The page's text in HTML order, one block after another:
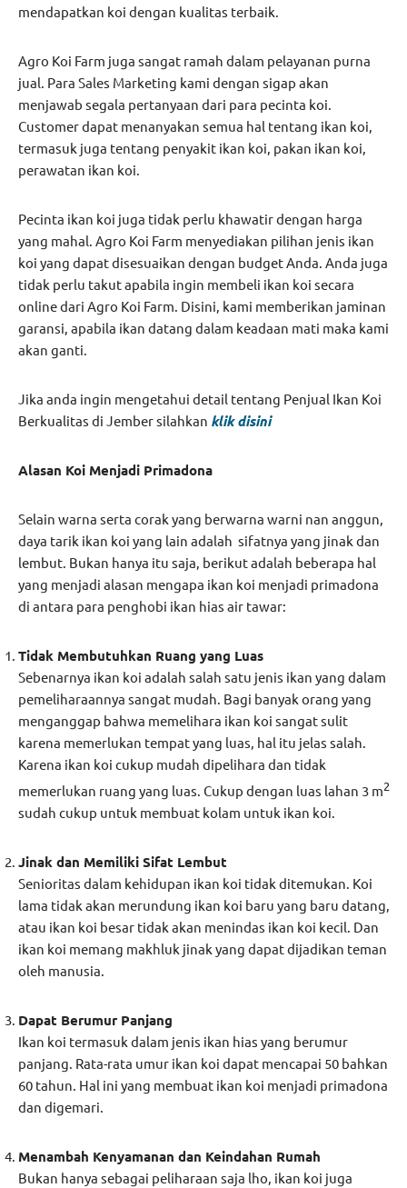
mendapatkan koi dengan kualitas terbaik.
Agro Koi Farm juga sangat ramah dalam pelayanan purna
jual. Para Sales Marketing kami dengan sigap akan
menjawab segala pertanyaan dari para pecinta koi.
Customer dapat menanyakan semua hal tentang ikan koi,
termasuk juga tentang penyakit ikan koi, pakan ikan koi,
perawatan ikan koi.
Pecinta ikan koi juga tidak perlu khawatir dengan harga
yang mahal. Agro Koi Farm menyediakan pilihan jenis ikan
koi yang dapat disesuaikan dengan budget Anda. Anda juga
tidak perlu takut apabila ingin membeli ikan koi secara
online dari Agro Koi Farm. Disini, kami memberikan jaminan
garansi, apabila ikan datang dalam keadaan mati maka kami
akan ganti.
Jika anda ingin mengetahui detail tentang Penjual Ikan Koi
Berkualitas di Jember silahkan klik disini
Alasan Koi Menjadi Primadona
Selain warna serta corak yang berwarna warni nan anggun,
daya tarik ikan koi yang lain adalah sifatnya yang jinak dan
lembut. Bukan hanya itu saja, berikut adalah beberapa hal
yang menjadi alasan mengapa ikan koi menjadi primadona
di antara para penghobi ikan hias air tawar:
Tidak Membutuhkan Ruang yang Luas
Sebenarnya ikan koi adalah salah satu jenis ikan yang dalam
pemeliharaannya sangat mudah. Bagi banyak orang yang
menganggap bahwa memelihara ikan koi sangat sulit
karena memerlukan tempat yang luas, hal itu jelas salah.
Karena ikan koi cukup mudah dipelihara dan tidak
memerlukan ruang yang luas. Cukup dengan luas lahan 3 m2
sudah cukup untuk membuat kolam untuk ikan koi.
Jinak dan Memiliki Sifat Lembut
Senioritas dalam kehidupan ikan koi tidak ditemukan. Koi
lama tidak akan merundung ikan koi baru yang baru datang,
atau ikan koi besar tidak akan menindas ikan koi kecil. Dan
ikan koi memang makhluk jinak yang dapat dijadikan teman
oleh manusia.
Dapat Berumur Panjang
Ikan koi termasuk dalam jenis ikan hias yang berumur
panjang. Rata-rata umur ikan koi dapat mencapai 50 bahkan
60 tahun. Hal ini yang membuat ikan koi menjadi primadona
dan digemari.
Menambah Kenyamanan dan Keindahan Rumah
Bukan hanya sebagai peliharaan saja lho, ikan koi juga